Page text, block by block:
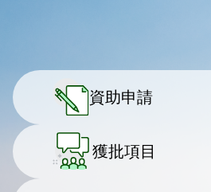
資助申請
獲批項目